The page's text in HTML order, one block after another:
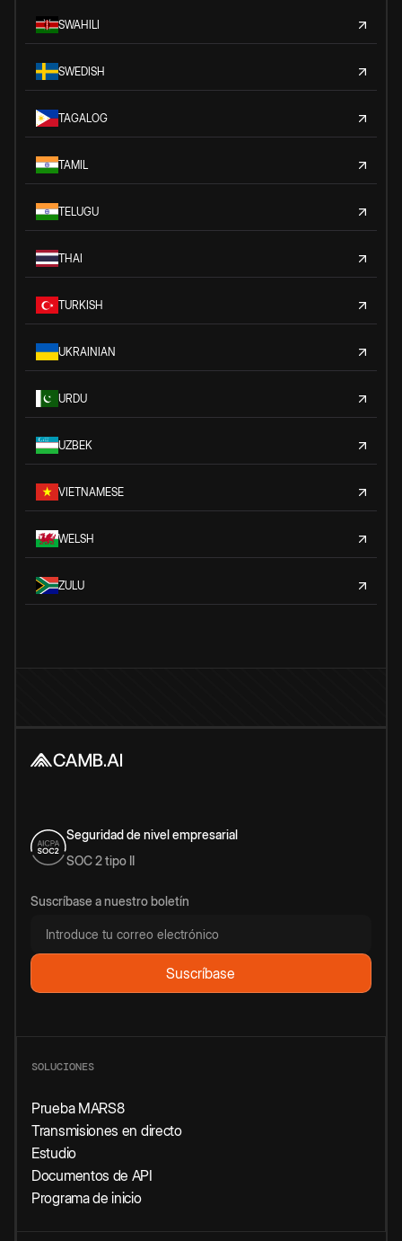
SWAHILI
SWEDISH
TAGALOG
TAMIL
TELUGU
THAI
TURKISH
UKRAINIAN
URDU
UZBEK
VIETNAMESE
WELSH
ZULU
Seguridad de nivel empresarial
SOC 2 tipo II
Suscríbase a nuestro boletín
SOLUCIONES
Prueba MARS8
Transmisiones en directo
Estudio
Documentos de API
Programa de inicio